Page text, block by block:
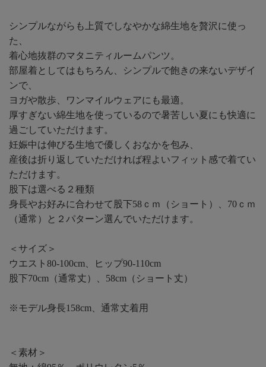
シンプルながらも上質でしなやかな綿生地を贅沢に使っ
た、
着心地抜群のマタニティルームパンツ。
部屋着としてはもちろん、シンプルで飽きの来ないデザイ
ンで、
ヨガや散歩、ワンマイルウェアにも最適。
厚すぎない綿生地を使っているので暑苦しい夏にも快適に
過ごしていただけます。
妊娠中は伸びる生地で優しくおなかを包み、
産後は折り返していただければ程よいフィット感で着てい
ただけます。
股下は選べる２種類
身長やお好みに合わせて股下58ｃｍ（ショート）、70ｃｍ
（通常）と２パターン選んでいただけます。
＜サイズ＞
ウエスト80-100cm、ヒップ90-110cm
股下70cm（通常丈）、58cm（ショート丈）
※モデル身長158cm、通常丈着用
＜素材＞